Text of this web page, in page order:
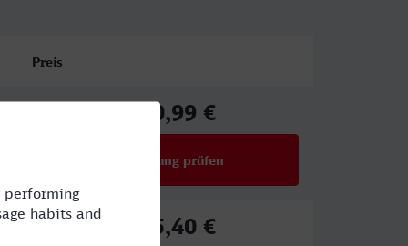
Preis
130,99 €
Verbindung prüfen
175,40 €